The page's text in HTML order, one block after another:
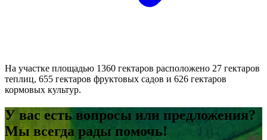
На участке площадью 1360 гектаров расположено 27 гектаров
теплиц, 655 гектаров фруктовых садов и 626 гектаров
кормовых культур.
У вас есть вопросы или предложения?
Мы всегда рады помочь!